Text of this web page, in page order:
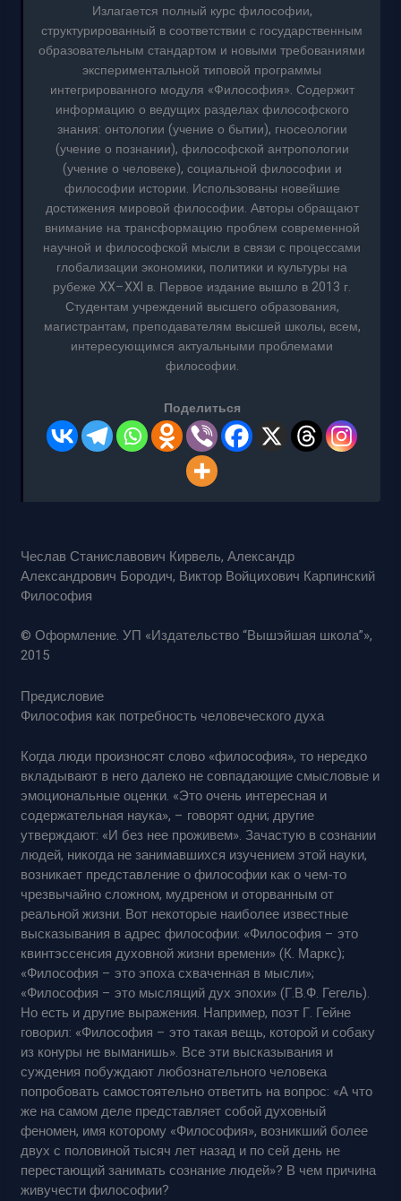
Излагается полный курс философии,
структурированный в соответствии с государственным
образовательным стандартом и новыми требованиями
экспериментальной типовой программы
интегрированного модуля «Философия». Содержит
информацию о ведущих разделах философского
знания: онтологии (учение о бытии), гносеологии
(учение о познании), философской антропологии
(учение о человеке), социальной философии и
философии истории. Использованы новейшие
достижения мировой философии. Авторы обращают
внимание на трансформацию проблем современной
научной и философской мысли в связи с процессами
глобализации экономики, политики и культуры на
рубеже XX–XXI в. Первое издание вышло в 2013 г.
Студентам учреждений высшего образования,
магистрантам, преподавателям высшей школы, всем,
интересующимся актуальными проблемами
философии.
Поделиться
Чеслав Станиславович Кирвель, Александр
Александрович Бородич, Виктор Войцихович Карпинский
Философия
© Оформление. УП «Издательство “Вышэйшая школа”»,
2015
Предисловие
Философия как потребность человеческого духа
Когда люди произносят слово «философия», то нередко
вкладывают в него далеко не совпадающие смысловые и
эмоциональные оценки. «Это очень интересная и
содержательная наука», – говорят одни; другие
утверждают: «И без нее проживем». Зачастую в сознании
людей, никогда не занимавшихся изучением этой науки,
возникает представление о философии как о чем-то
чрезвычайно сложном, мудреном и оторванным от
реальной жизни. Вот некоторые наиболее известные
высказывания в адрес философии: «Философия – это
квинтэссенсия духовной жизни времени» (К. Маркс);
«Философия – это эпоха схваченная в мысли»;
«Философия – это мыслящий дух эпохи» (Г.В.Ф. Гегель).
Но есть и другие выражения. Например, поэт Г. Гейне
говорил: «Философия – это такая вещь, которой и собаку
из конуры не выманишь». Все эти высказывания и
суждения побуждают любознательного человека
попробовать самостоятельно ответить на вопрос: «А что
же на самом деле представляет собой духовный
феномен, имя которому «Философия», возникший более
двух с половиной тысяч лет назад и по сей день не
перестающий занимать сознание людей»? В чем причина
живучести философии?